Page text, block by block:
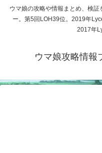
ウマ娘の攻略や情報まとめ、検
ー。第5回LOH39位。2019年
2017年
ウマ娘攻略情報